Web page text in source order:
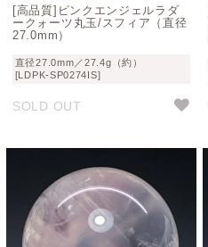
[高品質]ピンクエンジェルラダ
ークォーツ丸玉/スフィア（直径
27.0mm）
直径27.0mm／27.4g（約）
[LDPK-SP0274IS]
SOLD OUT